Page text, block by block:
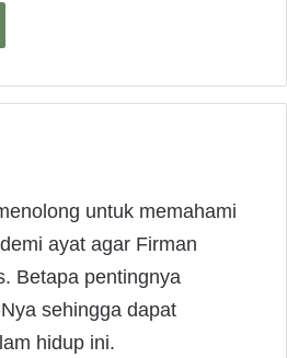
untuk memahami
ayat agar Firman
Betapa pentingnya
sehingga dapat
hidup ini.